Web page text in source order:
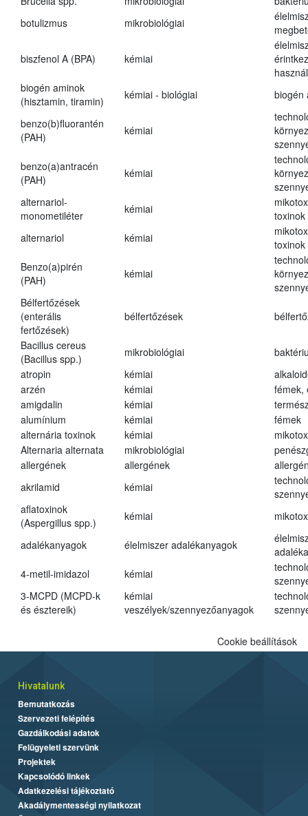
botulizmus
mikrobiológiai
biszfenol A (BPA) kémiai
biogén aminok
(hisztamin, tiramin)
kémiai - biológiai biogén
benzo(b)fluorantén
(PAH)
kémiai
benzo(a)antracén
(PAH)
kémiai
alternariol-
monometiléter
kémiai
toxinok
alternariol
kémiai
toxinok
Benzo(a)pirén
(PAH)
kémiai
Bélfertőzések
(enterális
fertőzések)
bélfertőzések
Bacillus cereus
(Bacillus spp.)
mikrobiológiai
atropin
kémiai
arzén
kémiai
fémek,
amigdalin
kémiai
alumínium
kémiai
fémek
alternária toxinok
kémiai
Alternaria alternata
mikrobiológiai
allergének
allergének
akrilamid
kémiai
aflatoxinok
(Aspergillus spp.)
kémiai
adalékanyagok élelmiszer adalékanyagok
4-metil-imidazol
kémiai
3-MCPD (MCPD-k
és észtereik)
kémiai
veszélyek/szennyezőanyagok
Cookie beállítások
Hivatalunk
Bemutatkozás
Szervezeti felépítés
Gazdálkodási adatok
Felügyeleti szervünk
Projektek
Kapcsolódó linkek
Adatkezelési tájékoztató
Akadálymentességi nyilatkozat